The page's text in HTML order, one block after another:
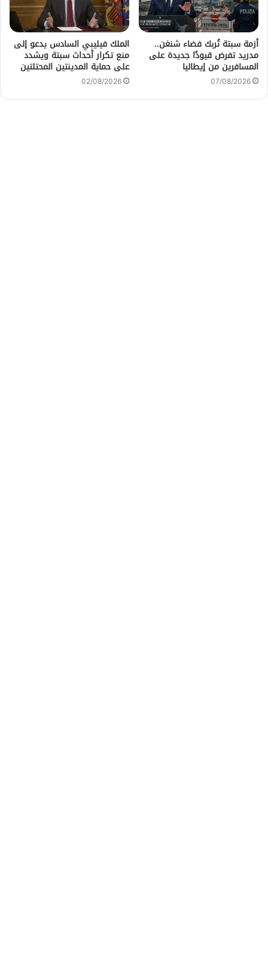
أزمة سبتة تُربك فضاء شنغن..
مدريد تفرض قيودًا جديدة على
المسافرين من إيطاليا
07/08/2026
الملك فيليبي السادس يدعو إلى
منع تكرار أحداث سبتة ويشدد
على حماية المدينتين المحتلتين
02/08/2026